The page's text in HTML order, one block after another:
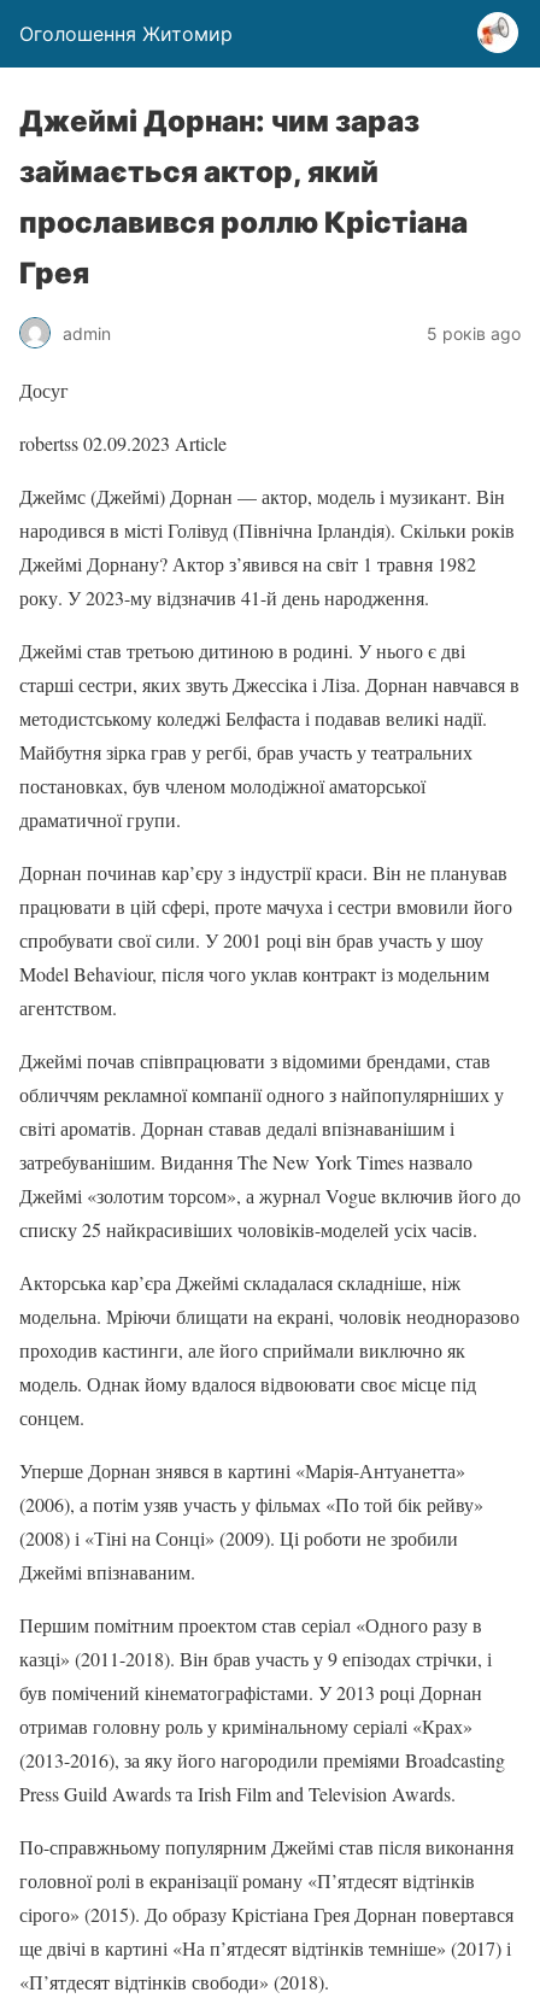
Оголошення Житомир
Джеймі Дорнан: чим зараз
займається актор, який
прославився роллю Крістіана
Грея
admin 5 років ago
Досуг
robertss02.09.2023 Article
Джеймс (Джеймі) Дорнан — актор, модель і музикант. Він
народився в місті Голівуд (Північна Ірландія). Скільки років
Джеймі Дорнану? Актор з’явився на світ 1 травня 1982
року. У 2023-му відзначив 41-й день народження.
Джеймі став третьою дитиною в родині. У нього є дві
старші сестри, яких звуть Джессіка і Ліза. Дорнан навчався в
методистському коледжі Белфаста і подавав великі надії.
Майбутня зірка грав у регбі, брав участь у театральних
постановках, був членом молодіжної аматорської
драматичної групи.
Дорнан починав кар’єру з індустрії краси. Він не планував
працювати в цій сфері, проте мачуха і сестри вмовили його
спробувати свої сили. У 2001 році він брав участь у шоу
Model Behaviour, після чого уклав контракт із модельним
агентством.
Джеймі почав співпрацювати з відомими брендами, став
обличчям рекламної компанії одного з найпопулярніших у
світі ароматів. Дорнан ставав дедалі впізнаванішим і
затребуванішим. Видання The New York Times назвало
Джеймі «золотим торсом», а журнал Vogue включив його до
списку 25 найкрасивіших чоловіків-моделей усіх часів.
Акторська кар’єра Джеймі складалася складніше, ніж
модельна. Мріючи блищати на екрані, чоловік неодноразово
проходив кастинги, але його сприймали виключно як
модель. Однак йому вдалося відвоювати своє місце під
сонцем.
Уперше Дорнан знявся в картині «Марія-Антуанетта»
(2006), а потім узяв участь у фільмах «По той бік рейву»
(2008) і «Тіні на Сонці» (2009). Ці роботи не зробили
Джеймі впізнаваним.
Першим помітним проектом став серіал «Одного разу в
казці» (2011-2018). Він брав участь у 9 епізодах стрічки, і
був помічений кінематографістами. У 2013 році Дорнан
отримав головну роль у кримінальному серіалі «Крах»
(2013-2016), за яку його нагородили преміями Broadcasting
Press Guild Awards та Irish Film and Television Awards.
По-справжньому популярним Джеймі став після виконання
головної ролі в екранізації роману «П’ятдесят відтінків
сірого» (2015). До образу Крістіана Грея Дорнан повертався
ще двічі в картині «На п’ятдесят відтінків темніше» (2017) і
«П’ятдесят відтінків свободи» (2018).